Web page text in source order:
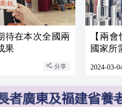
待在本次全國兩
果
分享
【兩
國家所
2024-03-